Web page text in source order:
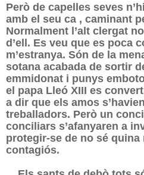
Però de capelles seves
amb el seu ca , caminant
Normalment l’alt clergat
d’ell. Es veu que es poca
m’estranya. Són de la
sotana acabada de sortir
emmidonat i punys
el papa Lleó XIII es
a dir que els amos
treballadors. Però un
conciliars s’afanyaren a
protegir-se de no sé quina
contagiós.